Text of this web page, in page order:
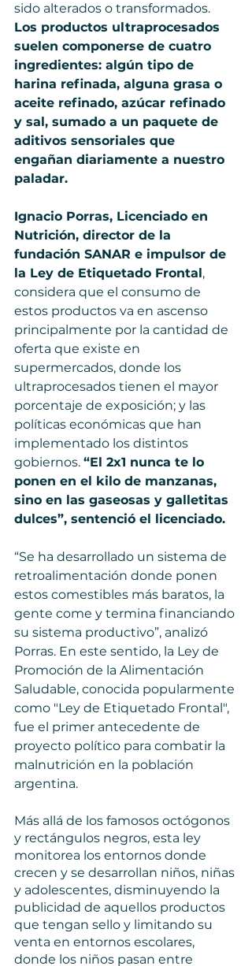
sido alterados o transformados.
Los productos ultraprocesados
suelen componerse de cuatro
ingredientes: algún tipo de
harina refinada, alguna grasa o
aceite refinado, azúcar refinado
y sal, sumado a un paquete de
aditivos sensoriales que
engañan diariamente a nuestro
paladar.
Ignacio Porras, Licenciado en
Nutrición, director de la
fundación SANAR e impulsor de
la Ley de Etiquetado Frontal,
considera que el consumo de
estos productos va en ascenso
principalmente por la cantidad de
oferta que existe en
supermercados, donde los
ultraprocesados tienen el mayor
porcentaje de exposición; y las
políticas económicas que han
implementado los distintos
gobiernos. “El 2x1 nunca te lo
ponen en el kilo de manzanas,
sino en las gaseosas y galletitas
dulces”, sentenció el licenciado.
“Se ha desarrollado un sistema de
retroalimentación donde ponen
estos comestibles más baratos, la
gente come y termina financiando
su sistema productivo”, analizó
Porras. En este sentido, la Ley de
Promoción de la Alimentación
Saludable, conocida popularmente
como "Ley de Etiquetado Frontal",
fue el primer antecedente de
proyecto político para combatir la
malnutrición en la población
argentina.
Más allá de los famosos octógonos
y rectángulos negros, esta ley
monitorea los entornos donde
crecen y se desarrollan niños, niñas
y adolescentes, disminuyendo la
publicidad de aquellos productos
que tengan sello y limitando su
venta en entornos escolares,
donde los niños pasan entre